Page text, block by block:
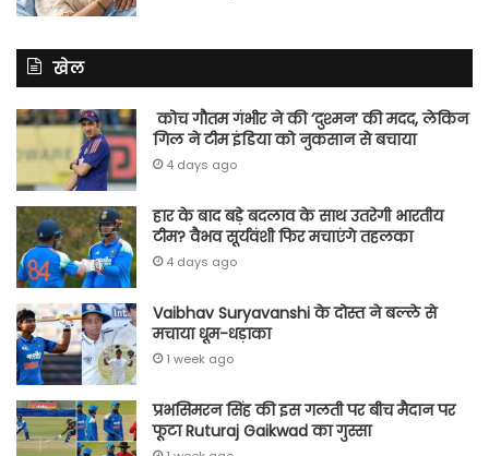
खेल
कोच गौतम गंभीर ने की ‘दुश्मन’ की मदद, लेकिन
गिल ने टीम इंडिया को नुकसान से बचाया
4 days ago
हार के बाद बड़े बदलाव के साथ उतरेगी भारतीय
टीम? वैभव सूर्यवंशी फिर मचाएंगे तहलका
4 days ago
Vaibhav Suryavanshi के दोस्त ने बल्ले से
मचाया धूम-धड़ाका
1 week ago
प्रभसिमरन सिंह की इस गलती पर बीच मैदान पर
फूटा Ruturaj Gaikwad का गुस्सा